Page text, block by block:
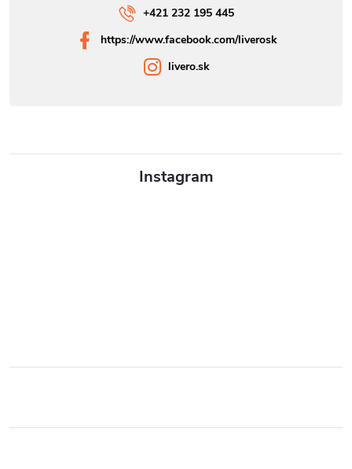
Instagram
+421 232 195 445
https://www.facebook.com/liverosk
livero.sk